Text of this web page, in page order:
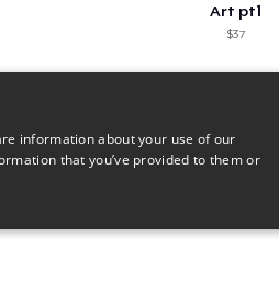
Art pt1
$37
information about your use of our
that you’ve provided to them or